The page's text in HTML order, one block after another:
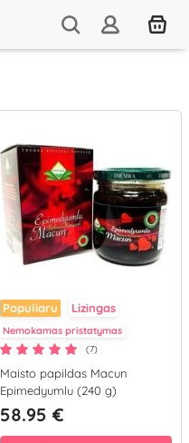
Populiaru Lizingas
Nemokamas pristatymas
(7)
Maisto papildas Macun
Epimedyumlu (240 g)
58.95 €